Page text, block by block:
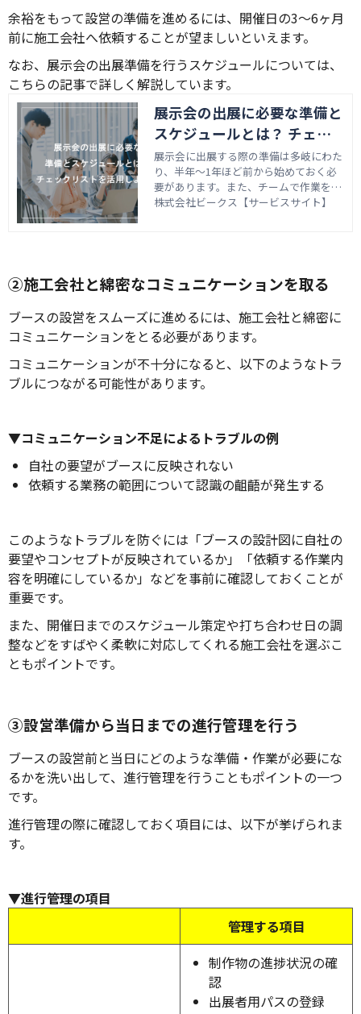
余裕をもって設営の準備を進めるには、開催日の3～6ヶ月
前に施工会社へ依頼することが望ましいといえます。
なお、展示会の出展準備を行うスケジュールについては、
こちらの記事で詳しく解説しています。
展示会の出展に必要な準備と
スケジュールとは？ チェッ
クリストを活用しよう！
展示会に出展する際の準備は多岐にわた
り、半年〜1年ほど前から始めておく必
要があります。また、チームで作業を分
担しながら滞りなくスムーズに準備を行
備を進めるスケジュールの目安はあるの
か」などと疑問をお持ちの方もいるので
はないでしょうか。 この記事では、展
示会の出展に必要な準備とスケジュール
の目安について解説します。準備に活用
できるチェックリストも記載しているた
め、ぜひご活用ください。
株式会社ビークス【サービスサイト】
②施工会社と綿密なコミュニケーションを取る
ブースの設営をスムーズに進めるには、施工会社と綿密に
コミュニケーションをとる必要があります。
コミュニケーションが不十分になると、以下のようなトラ
ブルにつながる可能性があります。
▼コミュニケーション不足によるトラブルの例
自社の要望がブースに反映されない
依頼する業務の範囲について認識の齟齬が発生する
このようなトラブルを防ぐには「ブースの設計図に自社の
要望やコンセプトが反映されているか」「依頼する作業内
容を明確にしているか」などを事前に確認しておくことが
重要です。
また、開催日までのスケジュール策定や打ち合わせ日の調
整などをすばやく柔軟に対応してくれる施工会社を選ぶこ
ともポイントです。
③設営準備から当日までの進行管理を行う
ブースの設営前と当日にどのような準備・作業が必要にな
るかを洗い出して、進行管理を行うこともポイントの一つ
です。
進行管理の際に確認しておく項目には、以下が挙げられま
す。
▼進行管理の項目
管理する項目
制作物の進捗状況の確
認
出展者用パスの登録